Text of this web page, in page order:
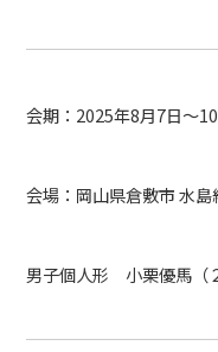
会期：2025年8月7日～
会場：岡山県倉敷市 水
男子個人形 小栗優馬（
各種
デジタ